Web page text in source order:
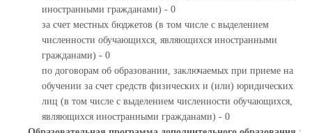
иностранными гражданами) - 0
за счет местных бюджетов (в том числе с выделением
численности обучающихся, являющихся иностранными
гражданами) - 0
по договорам об образовании, заключаемых при приеме на
обучении за счет средств физических и (или) юридических
лиц (в том числе с выделением численности обучающихся,
являющихся иностранными гражданами) - 0